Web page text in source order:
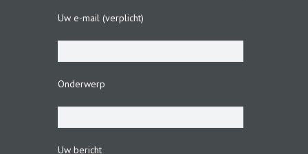
Uw e-mail (verplicht)
Onderwerp
Uw bericht